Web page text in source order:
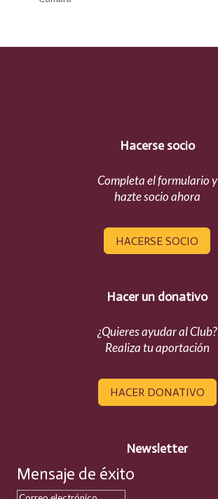
Hacerse socio
Completa el formulario y
hazte socio ahora
HACERSE SOCIO
Hacer un donativo
¿Quieres ayudar al Club?
Realiza tu aportación
HACER DONATIVO
Newsletter
Mensaje de éxito